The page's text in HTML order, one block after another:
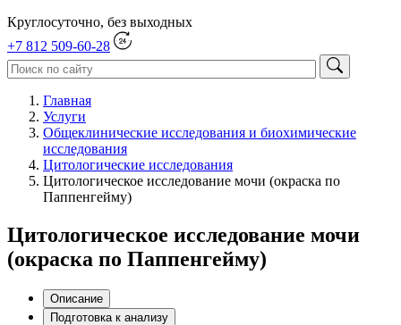
Круглосуточно, без выходных
+7 812 509-60-28
Главная
Услуги
Общеклинические исследования и биохимические
исследования
Цитологические исследования
Цитологическое исследование мочи (окраска по
Паппенгейму)
Цитологическое исследование мочи
(окраска по Паппенгейму)
Описание
Подготовка к анализу